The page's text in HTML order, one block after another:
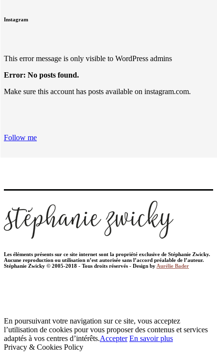
Instagram
This error message is only visible to WordPress admins
Error: No posts found.
Make sure this account has posts available on instagram.com.
Follow me
Les éléments présents sur ce site internet sont la propriété exclusive de Stéphanie Zwicky.
Aucune reproduction ou utilisation n’est autorisée sans l’accord préalable de l’auteur.
Stéphanie Zwicky © 2005-2018 - Tous droits réservés - Design by Aurélie Bader
En poursuivant votre navigation sur ce site, vous acceptez
l’utilisation de cookies pour vous proposer des contenus et services
adaptés à vos centres d’intérêts.Accepter En savoir plus
Privacy & Cookies Policy